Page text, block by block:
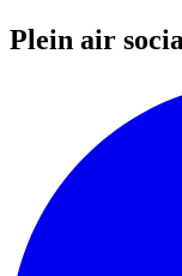
Plein air